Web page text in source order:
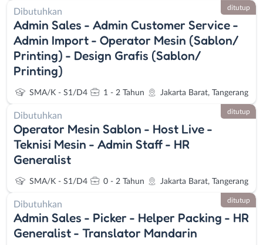
Dibutuhkan
Admin Sales - ⁠Admin Customer Service -
⁠Admin Import - ⁠Operator Mesin (Sablon/
Printing) - ⁠Design Grafis (Sablon/
Printing)
SMA/K - S1/D4 1 - 2 Tahun Jakarta Barat, Tangerang
ditutup
Dibutuhkan
Operator Mesin Sablon - Host Live -
Teknisi Mesin - Admin Staff - HR
Generalist
SMA/K - S1/D4 0 - 2 Tahun Jakarta Barat, Tangerang
ditutup
Dibutuhkan
Admin Sales - Picker - Helper Packing - HR
Generalist - Translator Mandarin
ditutup